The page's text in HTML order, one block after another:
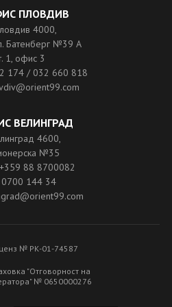
ПЛОВДИВ
4000,
Батенберг №39 A
1, офис 3
174 / 032 660 818
ВЕЛИНГРАД
4600,
№35
88 8700082
0700 144 34
№ РК-01-74587
"Отговорност на
№ 0650000276